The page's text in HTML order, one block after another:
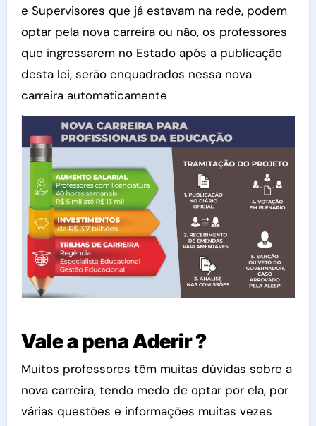
e Supervisores que já estavam na rede, podem
optar pela nova carreira ou não, os professores
que ingressarem no Estado após a publicação
desta lei, serão enquadrados nessa nova
carreira automaticamente
Vale a pena Aderir ?
Muitos professores têm muitas dúvidas sobre a
nova carreira, tendo medo de optar por ela, por
várias questões e informações muitas vezes